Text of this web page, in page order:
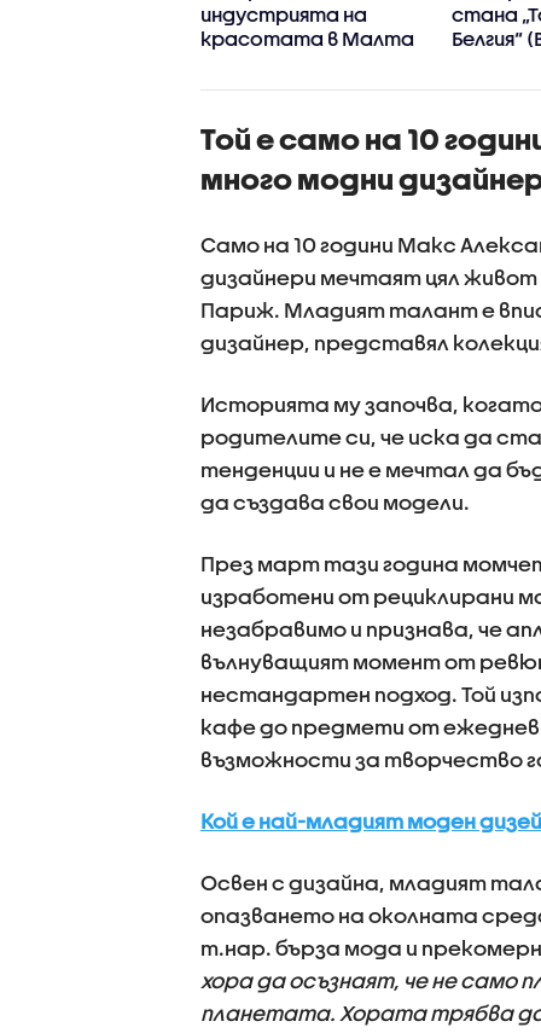
индустрията на
красотата в Малта
стана
Белгия“
Той е само на 10
много модни
Само на 10 години Макс
дизайнери мечтаят цял
Париж. Младият талант е
дизайнер, представял
Историята му започва,
родителите си, че иска да
тенденции и не е мечтал да
да създава свои модели.
През март тази година
изработени от рециклирани
незабравимо и признава, че
вълнуващият момент от
нестандартен подход. Той
кафе до предмети от
възможности за творчество
Кой е най-младият моден
Освен с дизайна, младият
опазването на околната
т.нар. бърза мода и
хора да осъзнаят, че не само
планетата. Хората трябва